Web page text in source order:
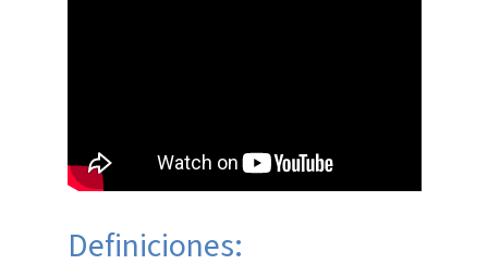
Definiciones: